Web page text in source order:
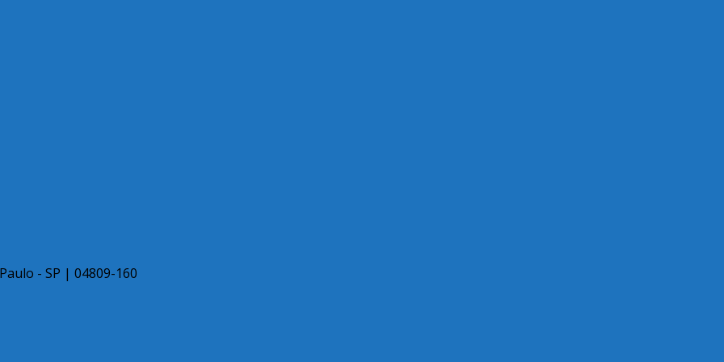
- SP | 04809-160